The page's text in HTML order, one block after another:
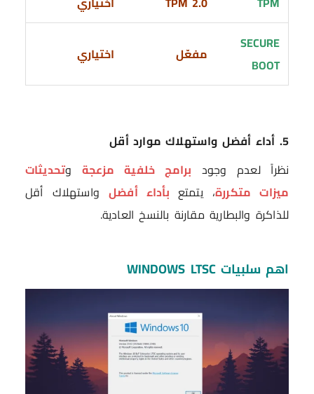
SECURE
BOOT
مفعّل اختياري
5. أداء أفضل واستهلاك موارد أقل
نظراً لعدم وجود برامج خلفية مزعجة وتحديثات
ميزات متكررة، يتمتع بأداء أفضلواستهلاك أقل
للذاكرة والبطارية مقارنة بالنسخ العادية.
اهم سلبيات WINDOWS LTSC